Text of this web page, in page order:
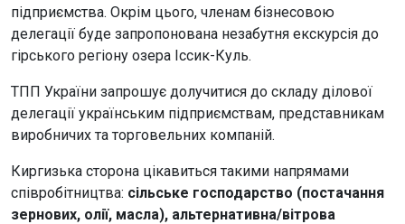
підприємства. Окрім цього, членам бізнесовою
делегації буде запропонована незабутня екскурсія до
гірського регіону озера Іссик-Куль.
ТПП України запрошує долучитися до складу ділової
делегації українським підприємствам, представникам
виробничих та торговельних компаній.
Киргизька сторона цікавиться такими напрямами
співробітництва: сільське господарство (постачання
зернових, олії, масла), альтернативна/вітрова